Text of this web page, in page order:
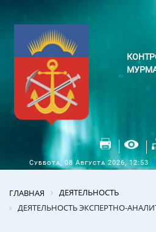
Суббота, 08 Августа 2026, 12:53
ГЛАВНАЯ
ДЕЯТЕЛЬНОСТЬ
ДЕЯТЕЛЬНОСТЬ ЭКСПЕРТНО-